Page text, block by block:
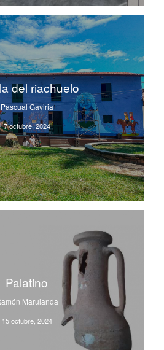
del riachuelo
Pascual Gaviria
7 octubre, 2024
Palatino
Marulanda
15 octubre, 2024